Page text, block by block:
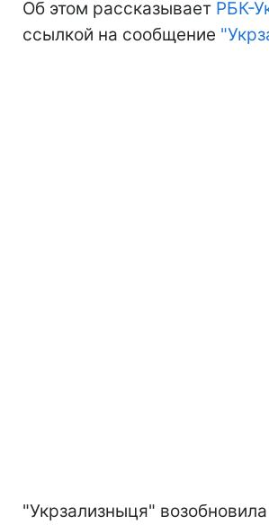
Об этом рассказывает РБК-
ссылкой на сообщение
"Укрзализныця"